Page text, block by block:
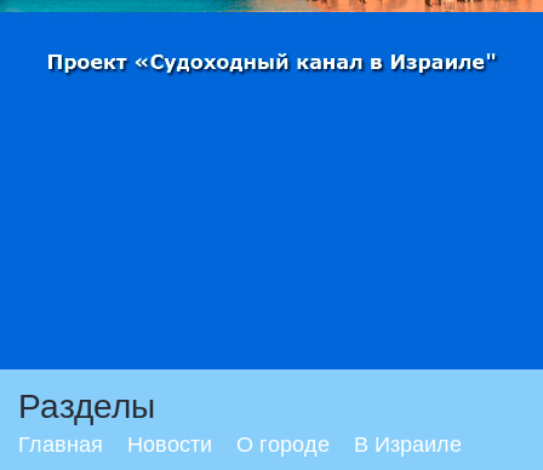
Разделы
Главная Новости О городе
В Израиле